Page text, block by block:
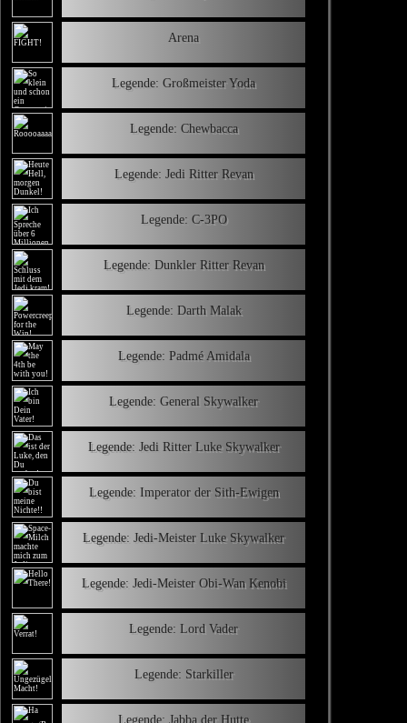
Arena
Legende: Großmeister Yoda
Legende: Chewbacca
Legende: Jedi Ritter Revan
Legende: C-3PO
Legende: Dunkler Ritter Revan
Legende: Darth Malak
Legende: Padmé Amidala
Legende: General Skywalker
Legende: Jedi Ritter Luke Skywalker
Legende: Imperator der Sith-Ewigen
Legende: Jedi-Meister Luke Skywalker
Legende: Jedi-Meister Obi-Wan Kenobi
Legende: Lord Vader
Legende: Starkiller
Legende: Jabba der Hutte